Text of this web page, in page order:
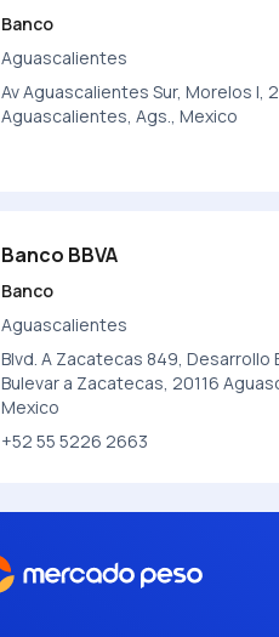
Banco
Aguascalientes
Av Aguascalientes Sur, Morelos I,
Aguascalientes, Ags., Mexico
Banco BBVA
Banco
Aguascalientes
Blvd. A Zacatecas 849, Desarrollo
Bulevar a Zacatecas, 20116
Mexico
+52 55 5226 2663